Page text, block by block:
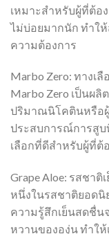
เหมาะสำหรับผู้ที่ต้อ
ไม่บ่อยมากนัก ทำใ
ความต้องการ
Marbo Zero: ทางเ
Marbo Zero เป็นผ
ปริมาณนิโคตินหรือผู้
ประสบการณ์การสู
เลือกที่ดีสำหรับผู้ที่ต้
Grape Aloe: รสชาติ
หนึ่งในรสชาติยอดนิ
ความรู้สึกเย็นสดชื่น
หวานขององุ่น ทำใ